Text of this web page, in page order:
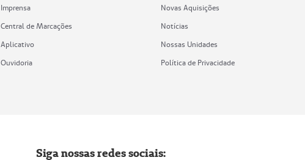
Imprensa
Central de Marcações
Aplicativo
Ouvidoria
Novas Aquisições
Notícias
Nossas Unidades
Política de Privacidade
Siga nossas redes sociais: